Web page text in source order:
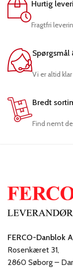
Hurtig
Fragtfri
Vi er altid
Bredt
Find nemt
FERCO-Danblok
Rosenkæret 31,
2860 Søborg –